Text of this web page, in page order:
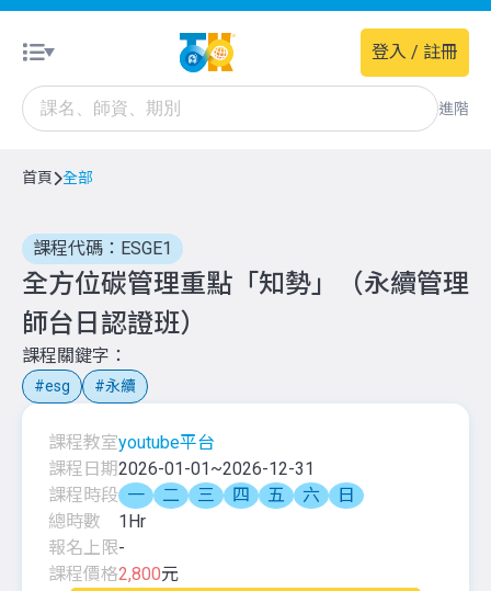
進階
登入 / 註冊
首頁 全部
課程代碼：ESGE1
全方位碳管理重點「知勢」（永續管理
師台日認證班）
課程關鍵字
esg 永續
課程教室youtube平台
課程日期2026-01-01~2026-12-31
課程時段 一 二 三 四 五 六
日
總時數
1Hr
報名上限-
課程價格2,800元